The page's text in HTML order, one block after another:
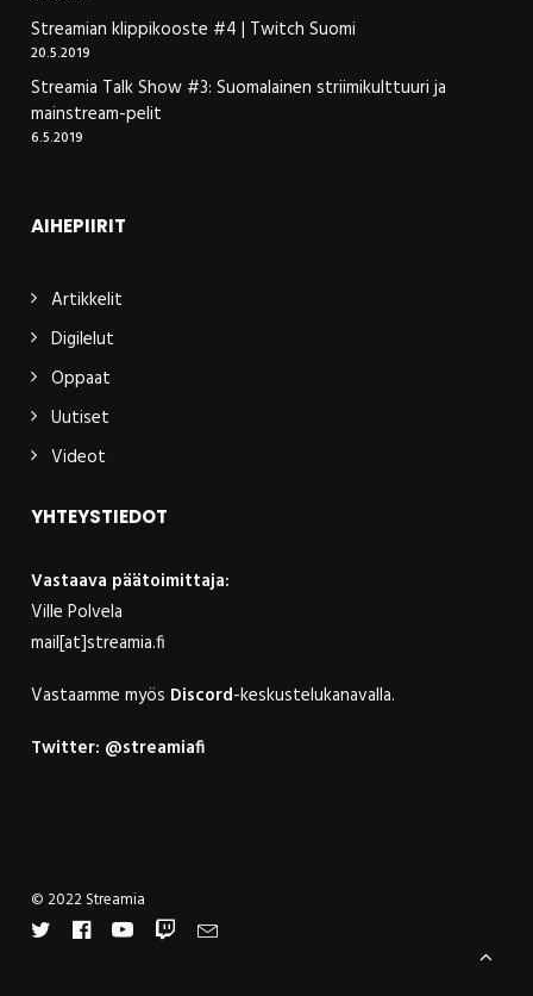
Streamian klippikooste #4 | Twitch Suomi
20.5.2019
Streamia Talk Show #3: Suomalainen striimikulttuuri ja
mainstream-pelit
6.5.2019
AIHEPIIRIT
Artikkelit
Digilelut
Oppaat
Uutiset
Videot
YHTEYSTIEDOT
Vastaava päätoimittaja:
Ville Polvela
mail[at]streamia.fi
Vastaamme myös Discord-keskustelukanavalla.
Twitter: @streamiafi
© 2022 Streamia